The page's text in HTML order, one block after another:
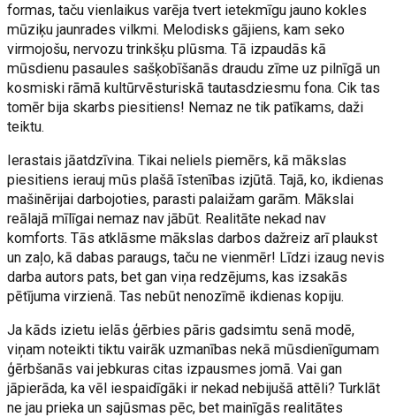
formas, taču vienlaikus varēja tvert ietekmīgu jauno kokles
mūziķu jaunrades vilkmi. Melodisks gājiens, kam seko
virmojošu, nervozu trinkšķu plūsma. Tā izpaudās kā
mūsdienu pasaules sašķobīšanās draudu zīme uz pilnīgā un
kosmiski rāmā kultūrvēsturiskā tautasdziesmu fona. Cik tas
tomēr bija skarbs piesitiens! Nemaz ne tik patīkams, daži
teiktu.
Ierastais jāatdzīvina. Tikai neliels piemērs, kā mākslas
piesitiens ierauj mūs plašā īstenības izjūtā. Tajā, ko, ikdienas
mašinērijai darbojoties, parasti palaižam garām. Mākslai
reālajā mīlīgai nemaz nav jābūt. Realitāte nekad nav
komforts. Tās atklāsme mākslas darbos dažreiz arī plaukst
un zaļo, kā dabas paraugs, taču ne vienmēr! Līdzi izaug nevis
darba autors pats, bet gan viņa redzējums, kas izsakās
pētījuma virzienā. Tas nebūt nenozīmē ikdienas kopiju.
Ja kāds izietu ielās ģērbies pāris gadsimtu senā modē,
viņam noteikti tiktu vairāk uzmanības nekā mūsdienīgumam
ģērbšanās vai jebkuras citas izpausmes jomā. Vai gan
jāpierāda, ka vēl iespaidīgāki ir nekad nebijušā attēli? Turklāt
ne jau prieka un sajūsmas pēc, bet mainīgās realitātes